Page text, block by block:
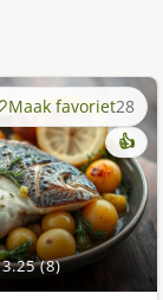
3.25 (8)
Maak favoriet28
👍